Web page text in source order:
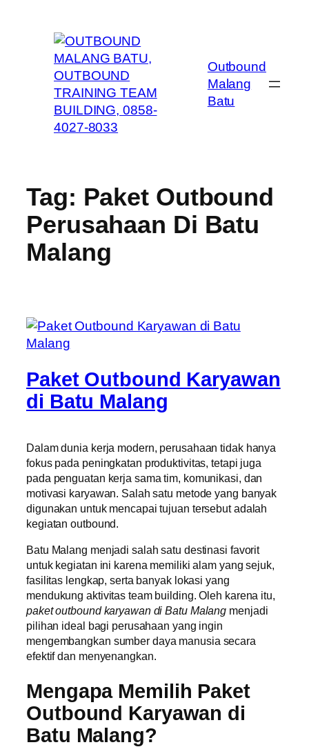
Outbound
Malang
Batu
Tag: Paket Outbound
Perusahaan Di Batu
Malang
Paket Outbound Karyawan
di Batu Malang
Dalam dunia kerja modern, perusahaan tidak hanya
fokus pada peningkatan produktivitas, tetapi juga
pada penguatan kerja sama tim, komunikasi, dan
motivasi karyawan. Salah satu metode yang banyak
digunakan untuk mencapai tujuan tersebut adalah
kegiatan outbound.
Batu Malang menjadi salah satu destinasi favorit
untuk kegiatan ini karena memiliki alam yang sejuk,
fasilitas lengkap, serta banyak lokasi yang
mendukung aktivitas team building. Oleh karena itu,
paket outbound karyawan di Batu Malang menjadi
pilihan ideal bagi perusahaan yang ingin
mengembangkan sumber daya manusia secara
efektif dan menyenangkan.
Mengapa Memilih Paket
Outbound Karyawan di
Batu Malang?